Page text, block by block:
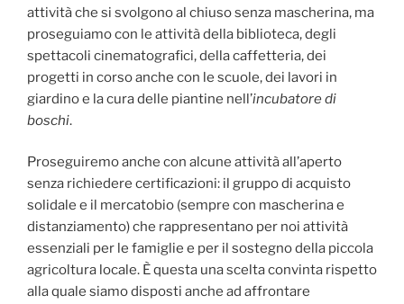
attività che si svolgono al chiuso senza mascherina, ma
proseguiamo con le attività della biblioteca, degli
spettacoli cinematografici, della caffetteria, dei
progetti in corso anche con le scuole, dei lavori in
giardino e la cura delle piantine nell’incubatore di
boschi.
Proseguiremo anche con alcune attività all’aperto
senza richiedere certificazioni: il gruppo di acquisto
solidale e il mercatobio (sempre con mascherina e
distanziamento) che rappresentano per noi attività
essenziali per le famiglie e per il sostegno della piccola
agricoltura locale. È questa una scelta convinta rispetto
alla quale siamo disposti anche ad affrontare